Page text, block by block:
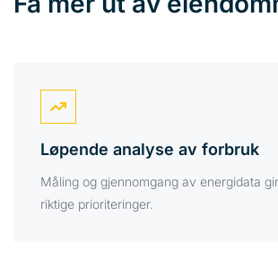

Løpende analyse av forbruk
Måling og gjennomgang av energidata
riktige prioriteringer.